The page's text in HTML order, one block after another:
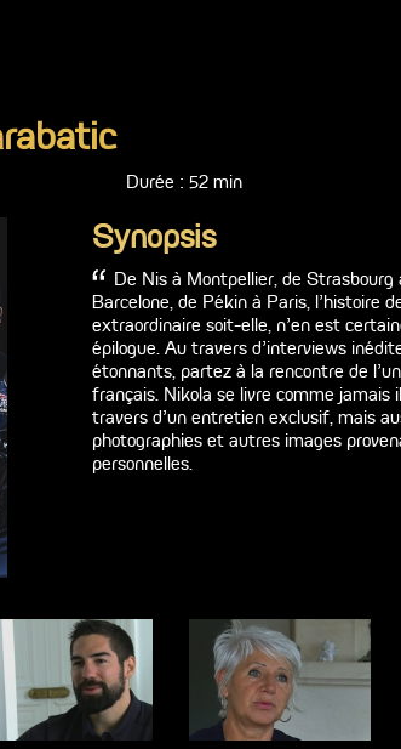
Durée : 52 min
Synopsis
De Nis à Montpellier, de Strasbourg
Barcelone, de Pékin à Paris, l’histoire
extraordinaire soit-elle, n'en est
épilogue. Au travers d'interviews
étonnants, partez à la rencontre de
français. Nikola se livre comme
travers d’un entretien exclusif, mais
photographies et autres images
personnelles.